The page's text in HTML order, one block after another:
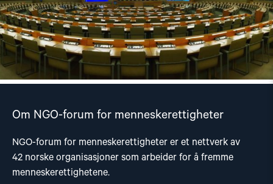
Om NGO-forum for menneskerettigheter
NGO-forum for menneskerettigheter er et nettverk av
42 norske organisasjoner som arbeider for å fremme
menneskerettighetene.